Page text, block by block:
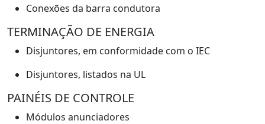
Conexões da barra condutora
TERMINAÇÃO DE ENERGIA
Disjuntores, em conformidade com o IEC
Disjuntores, listados na UL
PAINÉIS DE CONTROLE
Módulos anunciadores